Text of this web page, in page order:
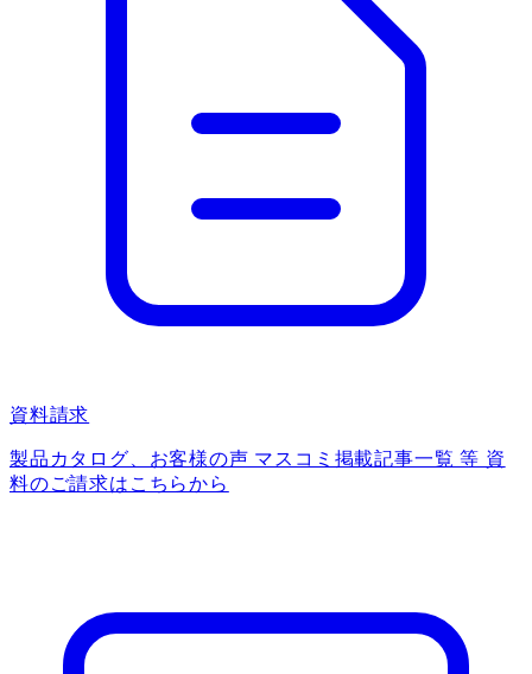
資料請求
製品カタログ、お客様の声 マスコミ掲載記事一覧 等 資
料のご請求はこちらから